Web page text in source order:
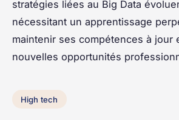
stratégies liées au Big Data
nécessitant un apprentissage
maintenir ses compétences à jour
nouvelles opportunités
High tech